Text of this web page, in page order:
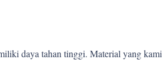
daya tahan tinggi. Material yang kami